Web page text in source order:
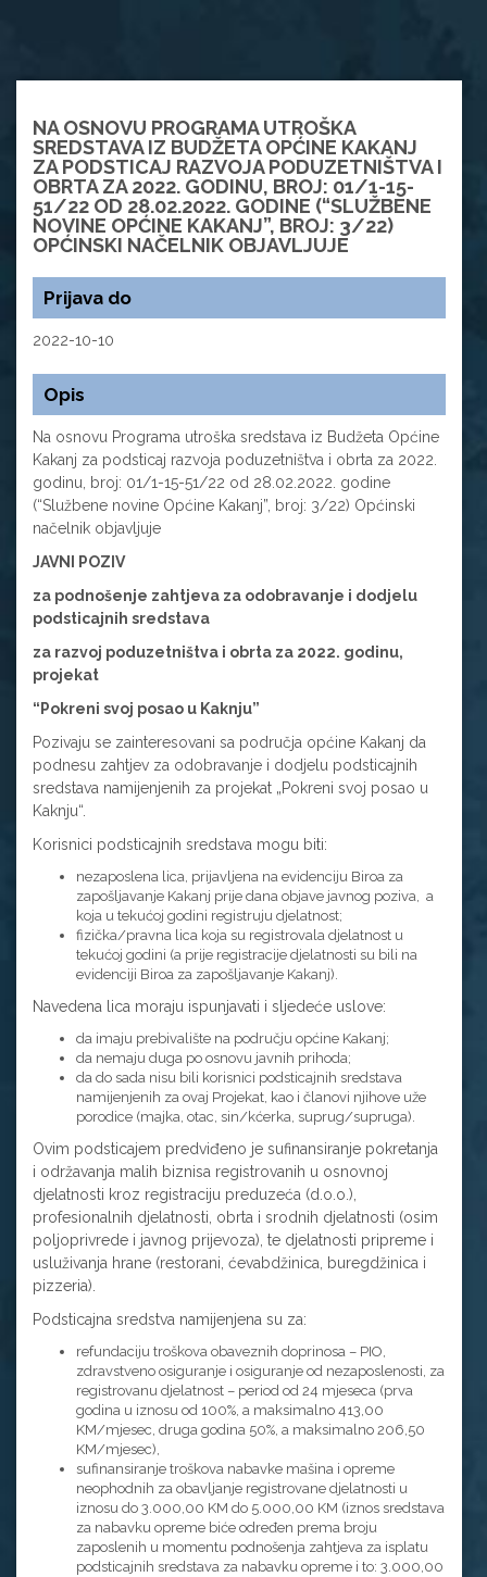
NA OSNOVU PROGRAMA UTROŠKA
SREDSTAVA IZ BUDŽETA OPĆINE KAKANJ
ZA PODSTICAJ RAZVOJA PODUZETNIŠTVA I
OBRTA ZA 2022. GODINU, BROJ: 01/1-15-
51/22 OD 28.02.2022. GODINE (“SLUŽBENE
NOVINE OPĆINE KAKANJ”, BROJ: 3/22)
OPĆINSKI NAČELNIK OBJAVLJUJE
Prijava do
2022-10-10
Opis
Na osnovu Programa utroška sredstava iz Budžeta Općine
Kakanj za podsticaj razvoja poduzetništva i obrta za 2022.
godinu, broj: 01/1-15-51/22 od 28.02.2022. godine
(“Službene novine Općine Kakanj”, broj: 3/22) Općinski
načelnik objavljuje
JAVNI POZIV
za podnošenje zahtjeva za odobravanje i dodjelu
podsticajnih sredstava
za razvoj poduzetništva i obrta za 2022. godinu,
projekat
“Pokreni svoj posao u Kaknju”
Pozivaju se zainteresovani sa područja općine Kakanj da
podnesu zahtjev za odobravanje i dodjelu podsticajnih
sredstava namijenjenih za projekat „Pokreni svoj posao u
Kaknju“.
Korisnici podsticajnih sredstava mogu biti:
nezaposlena lica, prijavljena na evidenciju Biroa za
zapošljavanje Kakanj prije dana objave javnog poziva, a
koja u tekućoj godini registruju djelatnost;
fizička/pravna lica koja su registrovala djelatnost u
tekućoj godini (a prije registracije djelatnosti su bili na
evidenciji Biroa za zapošljavanje Kakanj).
Navedena lica moraju ispunjavati i sljedeće uslove:
da imaju prebivalište na području općine Kakanj;
da nemaju duga po osnovu javnih prihoda;
da do sada nisu bili korisnici podsticajnih sredstava
namijenjenih za ovaj Projekat, kao i članovi njihove uže
porodice (majka, otac, sin/kćerka, suprug/supruga).
Ovim podsticajem predviđeno je sufinansiranje pokretanja
i održavanja malih biznisa registrovanih u osnovnoj
djelatnosti kroz registraciju preduzeća (d.o.o.),
profesionalnih djelatnosti, obrta i srodnih djelatnosti (osim
poljoprivrede i javnog prijevoza), te djelatnosti pripreme i
usluživanja hrane (restorani, ćevabdžinica, buregdžinica i
pizzeria).
Podsticajna sredstva namijenjena su za:
refundaciju troškova obaveznih doprinosa – PIO,
zdravstveno osiguranje i osiguranje od nezaposlenosti, za
registrovanu djelatnost – period od 24 mjeseca (prva
godina u iznosu od 100%, a maksimalno 413,00
KM/mjesec, druga godina 50%, a maksimalno 206,50
KM/mjesec),
sufinansiranje troškova nabavke mašina i opreme
neophodnih za obavljanje registrovane djelatnosti u
iznosu do 3.000,00 KM do 5.000,00 KM (iznos sredstava
za nabavku opreme biće određen prema broju
zaposlenih u momentu podnošenja zahtjeva za isplatu
podsticajnih sredstava za nabavku opreme i to: 3.000,00